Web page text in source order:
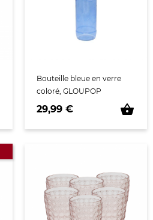
Bouteille bleue en verre
coloré, GLOUPOP
Prix
29,99 € shopping_basket